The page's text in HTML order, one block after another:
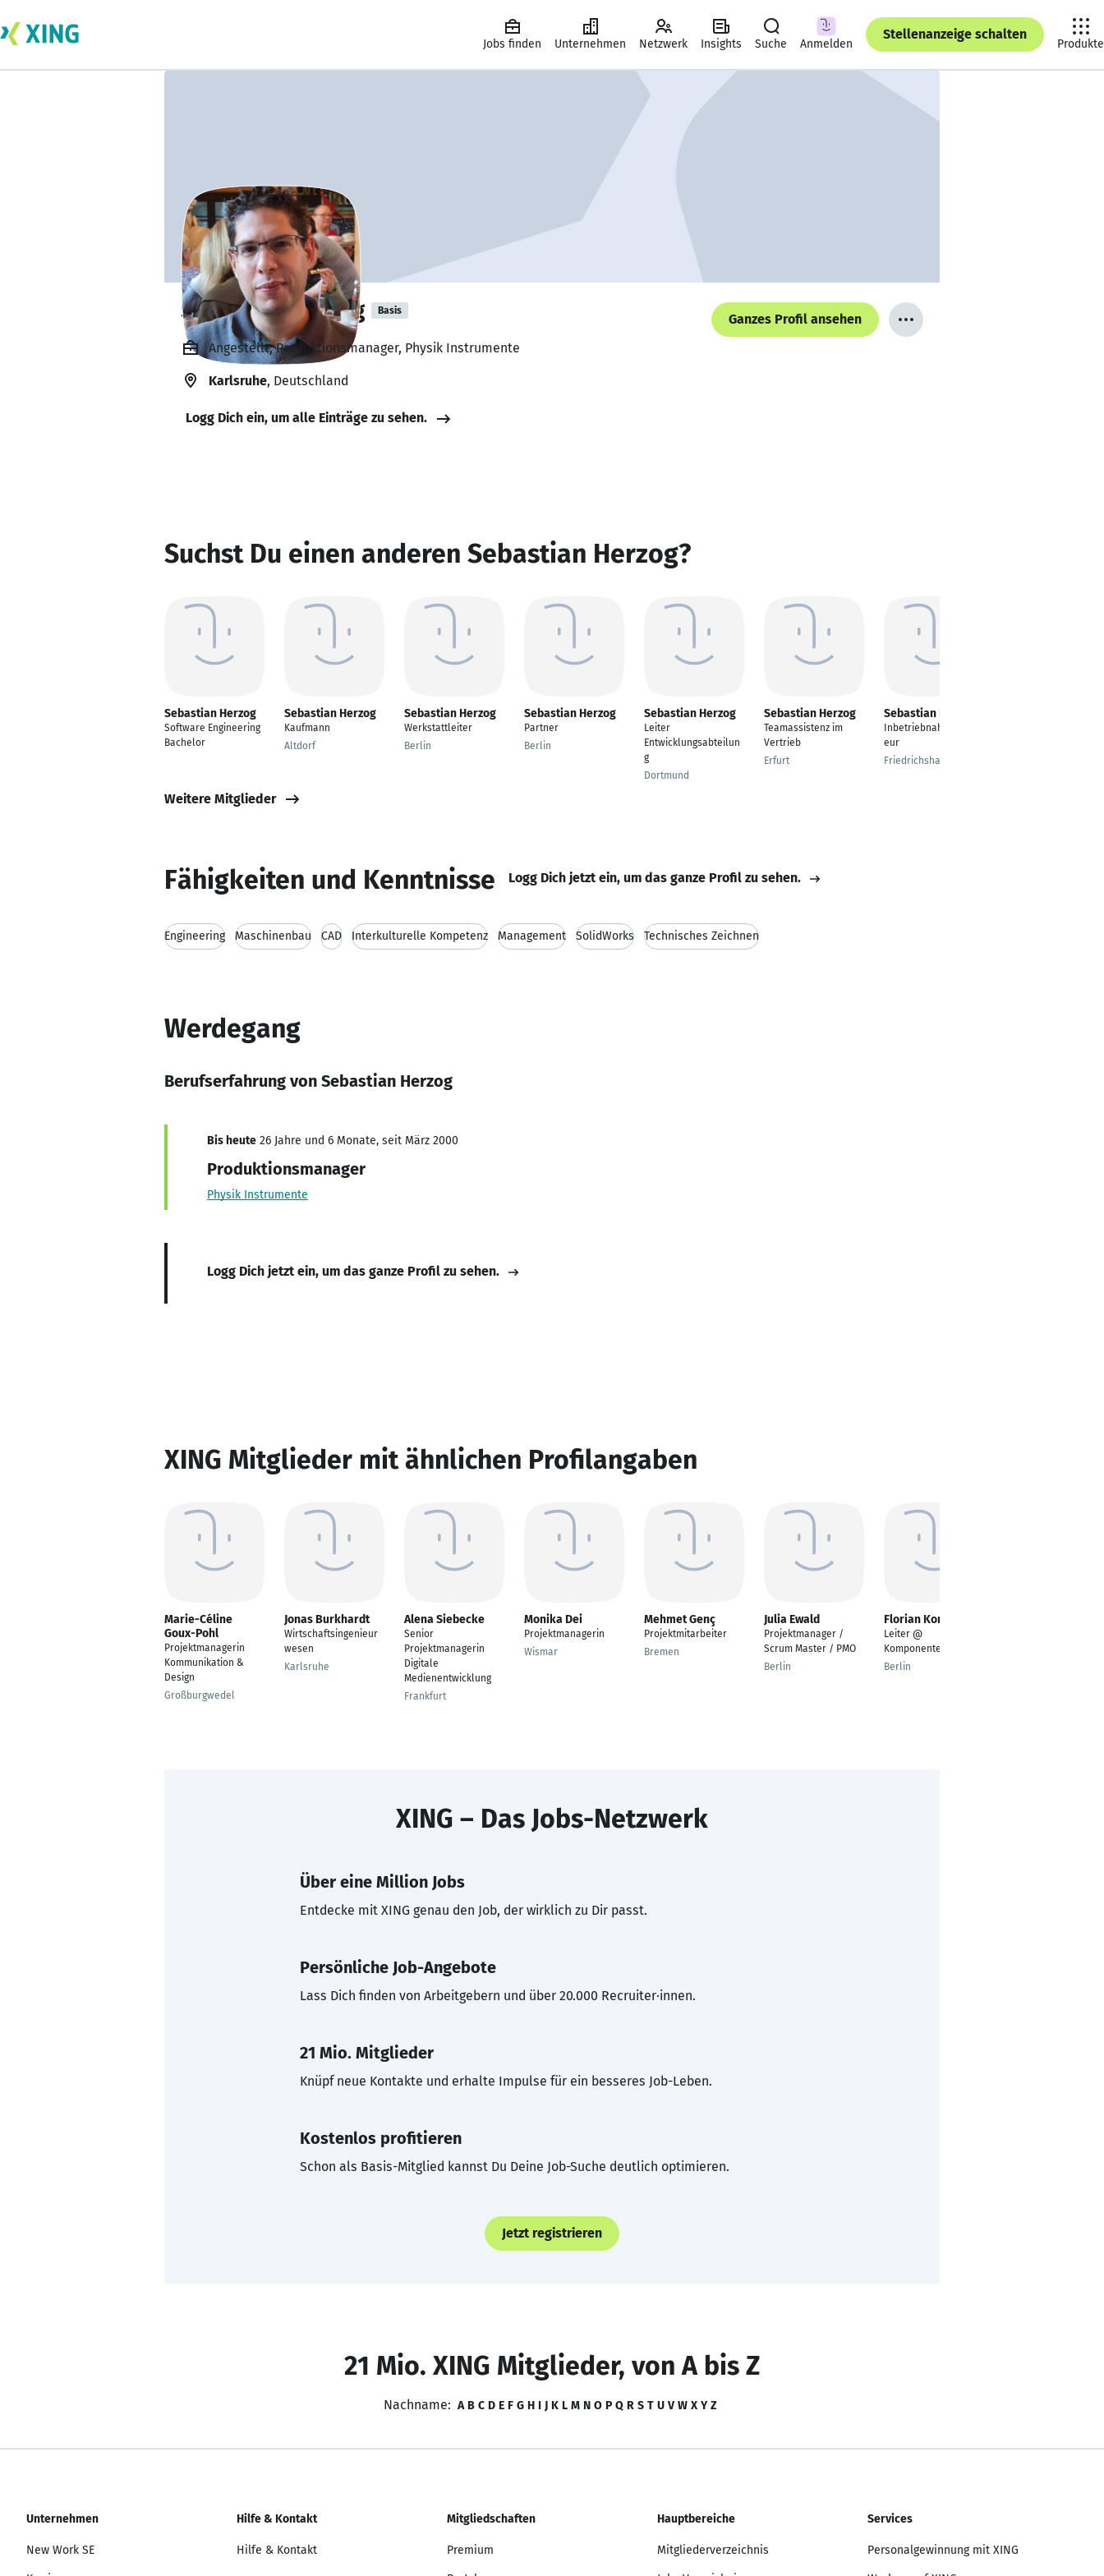
Jobs finden Unternehmen Netzwerk Insights Suche Anmelden
Stellenanzeige schalten
Produkte
Sebastian Herzog Basis
Ganzes Profil ansehen
Angestellt, Produktionsmanager, Physik Instrumente
Karlsruhe, Deutschland
Logg Dich ein, um alle Einträge zu sehen.
Suchst Du einen anderen Sebastian Herzog?
Sebastian Herzog
Software Engineering
Bachelor
Sebastian Herzog
Kaufmann
Altdorf
Sebastian Herzog
Werkstattleiter
Berlin
Sebastian Herzog
Partner
Berlin
Sebastian Herzog
Leiter
Entwicklungsabteilun
g
Dortmund
Sebastian Herzog
Teamassistenz im
Vertrieb
Erfurt
Sebastian Herzog
Inbetriebnahmeingeni
eur
Friedrichshafen
Weitere Mitglieder
Fähigkeiten und Kenntnisse Logg Dich jetzt ein, um das ganze Profil zu sehen.
Engineering Maschinenbau CAD Interkulturelle Kompetenz Management SolidWorks Technisches Zeichnen
Werdegang
Berufserfahrung von Sebastian Herzog
Bis heute 26 Jahre und 6 Monate, seit März 2000
Produktionsmanager
Physik Instrumente
Logg Dich jetzt ein, um das ganze Profil zu sehen.
XING Mitglieder mit ähnlichen Profilangaben
Marie-Céline
Goux-Pohl
Projektmanagerin
Kommunikation &
Design
Großburgwedel
Jonas Burkhardt
Wirtschaftsingenieur
wesen
Karlsruhe
Alena Siebecke
Senior
Projektmanagerin
Digitale
Medienentwicklung
Frankfurt
Monika Dei
Projektmanagerin
Wismar
Mehmet Genç
Projektmitarbeiter
Bremen
Julia Ewald
Projektmanager /
Scrum Master / PMO
Berlin
Florian Komm
Leiter @
Komponentenportal
Berlin
XING – Das Jobs-Netzwerk
Über eine Million Jobs
Entdecke mit XING genau den Job, der wirklich zu Dir passt.
Persönliche Job-Angebote
Lass Dich finden von Arbeitgebern und über 20.000 Recruiter·innen.
21 Mio. Mitglieder
Knüpf neue Kontakte und erhalte Impulse für ein besseres Job-Leben.
Kostenlos profitieren
Schon als Basis-Mitglied kannst Du Deine Job-Suche deutlich optimieren.
Jetzt registrieren
21 Mio. XING Mitglieder, von A bis Z
Nachname: A B C D E F G H I J K L M N O P Q R S T U V W X Y Z
Unternehmen
New Work SE
Hilfe & Kontakt
Hilfe & Kontakt
Mitgliedschaften
Premium
Hauptbereiche
Mitgliederverzeichnis
Services
Personalgewinnung mit XING